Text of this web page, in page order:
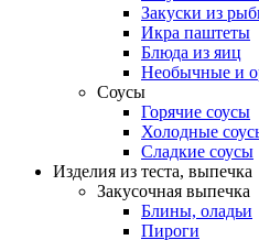
Закуски из
Икра паштеты
Блюда из яиц
Необычные и
Соусы
Горячие соусы
Холодные
Сладкие соусы
Изделия из теста, выпечка
Закусочная выпечка
Блины, оладьи
Пироги